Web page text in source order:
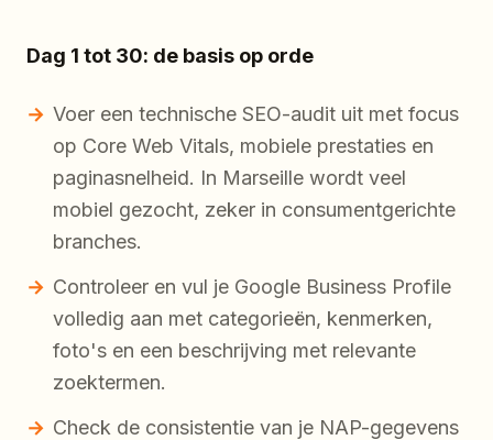
Dag 1 tot 30: de basis op orde
Voer een technische SEO-audit uit met focus
op Core Web Vitals, mobiele prestaties en
paginasnelheid. In Marseille wordt veel
mobiel gezocht, zeker in consumentgerichte
branches.
Controleer en vul je Google Business Profile
volledig aan met categorieën, kenmerken,
foto's en een beschrijving met relevante
zoektermen.
Check de consistentie van je NAP-gegevens